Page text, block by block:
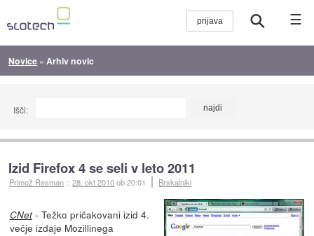
☰
Novice » Arhiv novic
Išči:
Izid Firefox 4 se seli v leto 2011
Primož Resman ::28. okt 2010ob 20:01 Brskalniki
CNet- Težko pričakovani izid 4.
večje izdaje Mozillinega